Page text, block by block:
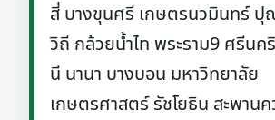
สี่ บางขุนศรี เกษตรนวมินทร์
วิถี กล้วยน้ำไท พระราม9 ศรีน
นี นานา บางบอน มหาวิทยาลัย
เกษตรศาสตร์ รัชโยธิน สะพาน